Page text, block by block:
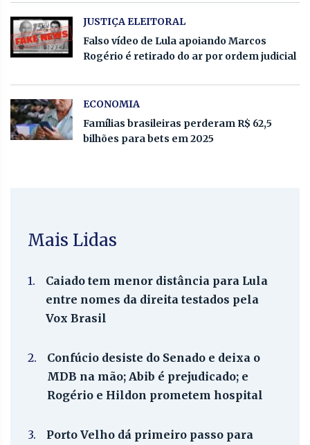
JUSTIÇA ELEITORAL
Falso vídeo de Lula apoiando Marcos
Rogério é retirado do ar por ordem judicial
ECONOMIA
Famílias brasileiras perderam R$ 62,5
bilhões para bets em 2025
Mais Lidas
1.
Caiado tem menor distância para Lula
entre nomes da direita testados pela
Vox Brasil
2.
Confúcio desiste do Senado e deixa o
MDB na mão; Abib é prejudicado; e
Rogério e Hildon prometem hospital
3.
Porto Velho dá primeiro passo para